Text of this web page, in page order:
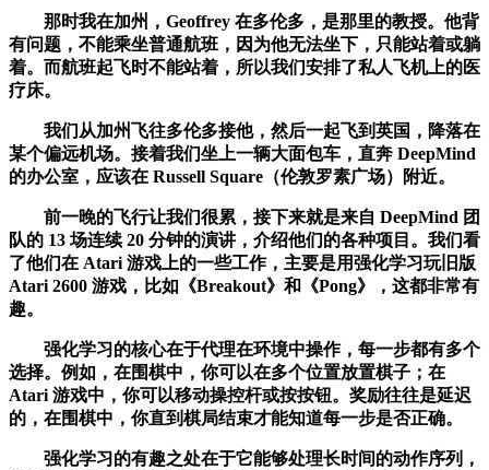
那时我在加州，Geoffrey 在多伦多，是那里的教授。他背
有问题，不能乘坐普通航班，因为他无法坐下，只能站着或躺
着。而航班起飞时不能站着，所以我们安排了私人飞机上的医
疗床。
我们从加州飞往多伦多接他，然后一起飞到英国，降落在
某个偏远机场。接着我们坐上一辆大面包车，直奔 DeepMind
的办公室，应该在 Russell Square（伦敦罗素广场）附近。
前一晚的飞行让我们很累，接下来就是来自 DeepMind 团
队的 13 场连续 20 分钟的演讲，介绍他们的各种项目。我们看
了他们在 Atari 游戏上的一些工作，主要是用强化学习玩旧版
Atari 2600 游戏，比如《Breakout》和《Pong》，这都非常有
趣。
强化学习的核心在于代理在环境中操作，每一步都有多个
选择。例如，在围棋中，你可以在多个位置放置棋子；在
Atari 游戏中，你可以移动操控杆或按按钮。奖励往往是延迟
的，在围棋中，你直到棋局结束才能知道每一步是否正确。
强化学习的有趣之处在于它能够处理长时间的动作序列，